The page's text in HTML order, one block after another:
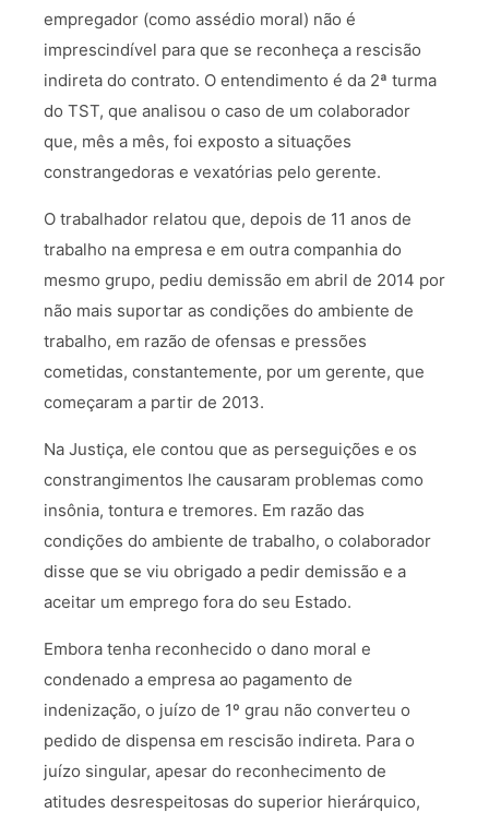
empregador (como assédio moral) não é
imprescindível para que se reconheça a rescisão
indireta do contrato. O entendimento é da 2ª turma
do TST, que analisou o caso de um colaborador
que, mês a mês, foi exposto a situações
constrangedoras e vexatórias pelo gerente.
O trabalhador relatou que, depois de 11 anos de
trabalho na empresa e em outra companhia do
mesmo grupo, pediu demissão em abril de 2014 por
não mais suportar as condições do ambiente de
trabalho, em razão de ofensas e pressões
cometidas, constantemente, por um gerente, que
começaram a partir de 2013.
Na Justiça, ele contou que as perseguições e os
constrangimentos lhe causaram problemas como
insônia, tontura e tremores. Em razão das
condições do ambiente de trabalho, o colaborador
disse que se viu obrigado a pedir demissão e a
aceitar um emprego fora do seu Estado.
Embora tenha reconhecido o dano moral e
condenado a empresa ao pagamento de
indenização, o juízo de 1º grau não converteu o
pedido de dispensa em rescisão indireta. Para o
juízo singular, apesar do reconhecimento de
atitudes desrespeitosas do superior hierárquico,